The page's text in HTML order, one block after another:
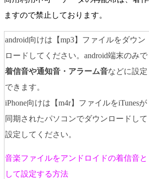
ますので禁止しております。
android向けは【mp3】ファイルをダウン
ロードしてください。android端末のみで
着信音や通知音・アラーム音などに設定
できます。
iPhone向けは【m4r】ファイルをiTunesが
同期されたパソコンでダウンロードして
設定してください。
音楽ファイルをアンドロイドの着信音と
して設定する方法